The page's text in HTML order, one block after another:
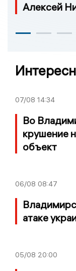
Алексей
07/08 14:34
Во
крушение
объект
06/08 08:47
атаке
05/08 20:00